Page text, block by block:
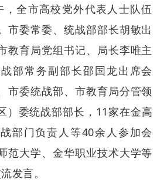
，全市高校党外代表人士队伍
市委常委、统战部部长胡敏出
教育局党组书记、局长李唯主
部常务副部长邵国龙出席会
市委统战部、市教育局分管领
）委统战部部长，11家在金高
部门负责人等40余人参加会
范大学、金华职业技术大学等
发言。